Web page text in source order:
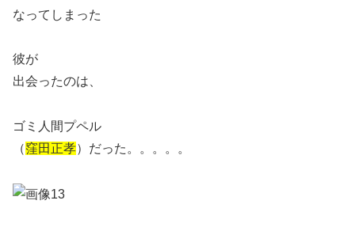
なってしまった
彼が
出会ったのは、
ゴミ人間プペル
（窪田正孝）だった。。。。。